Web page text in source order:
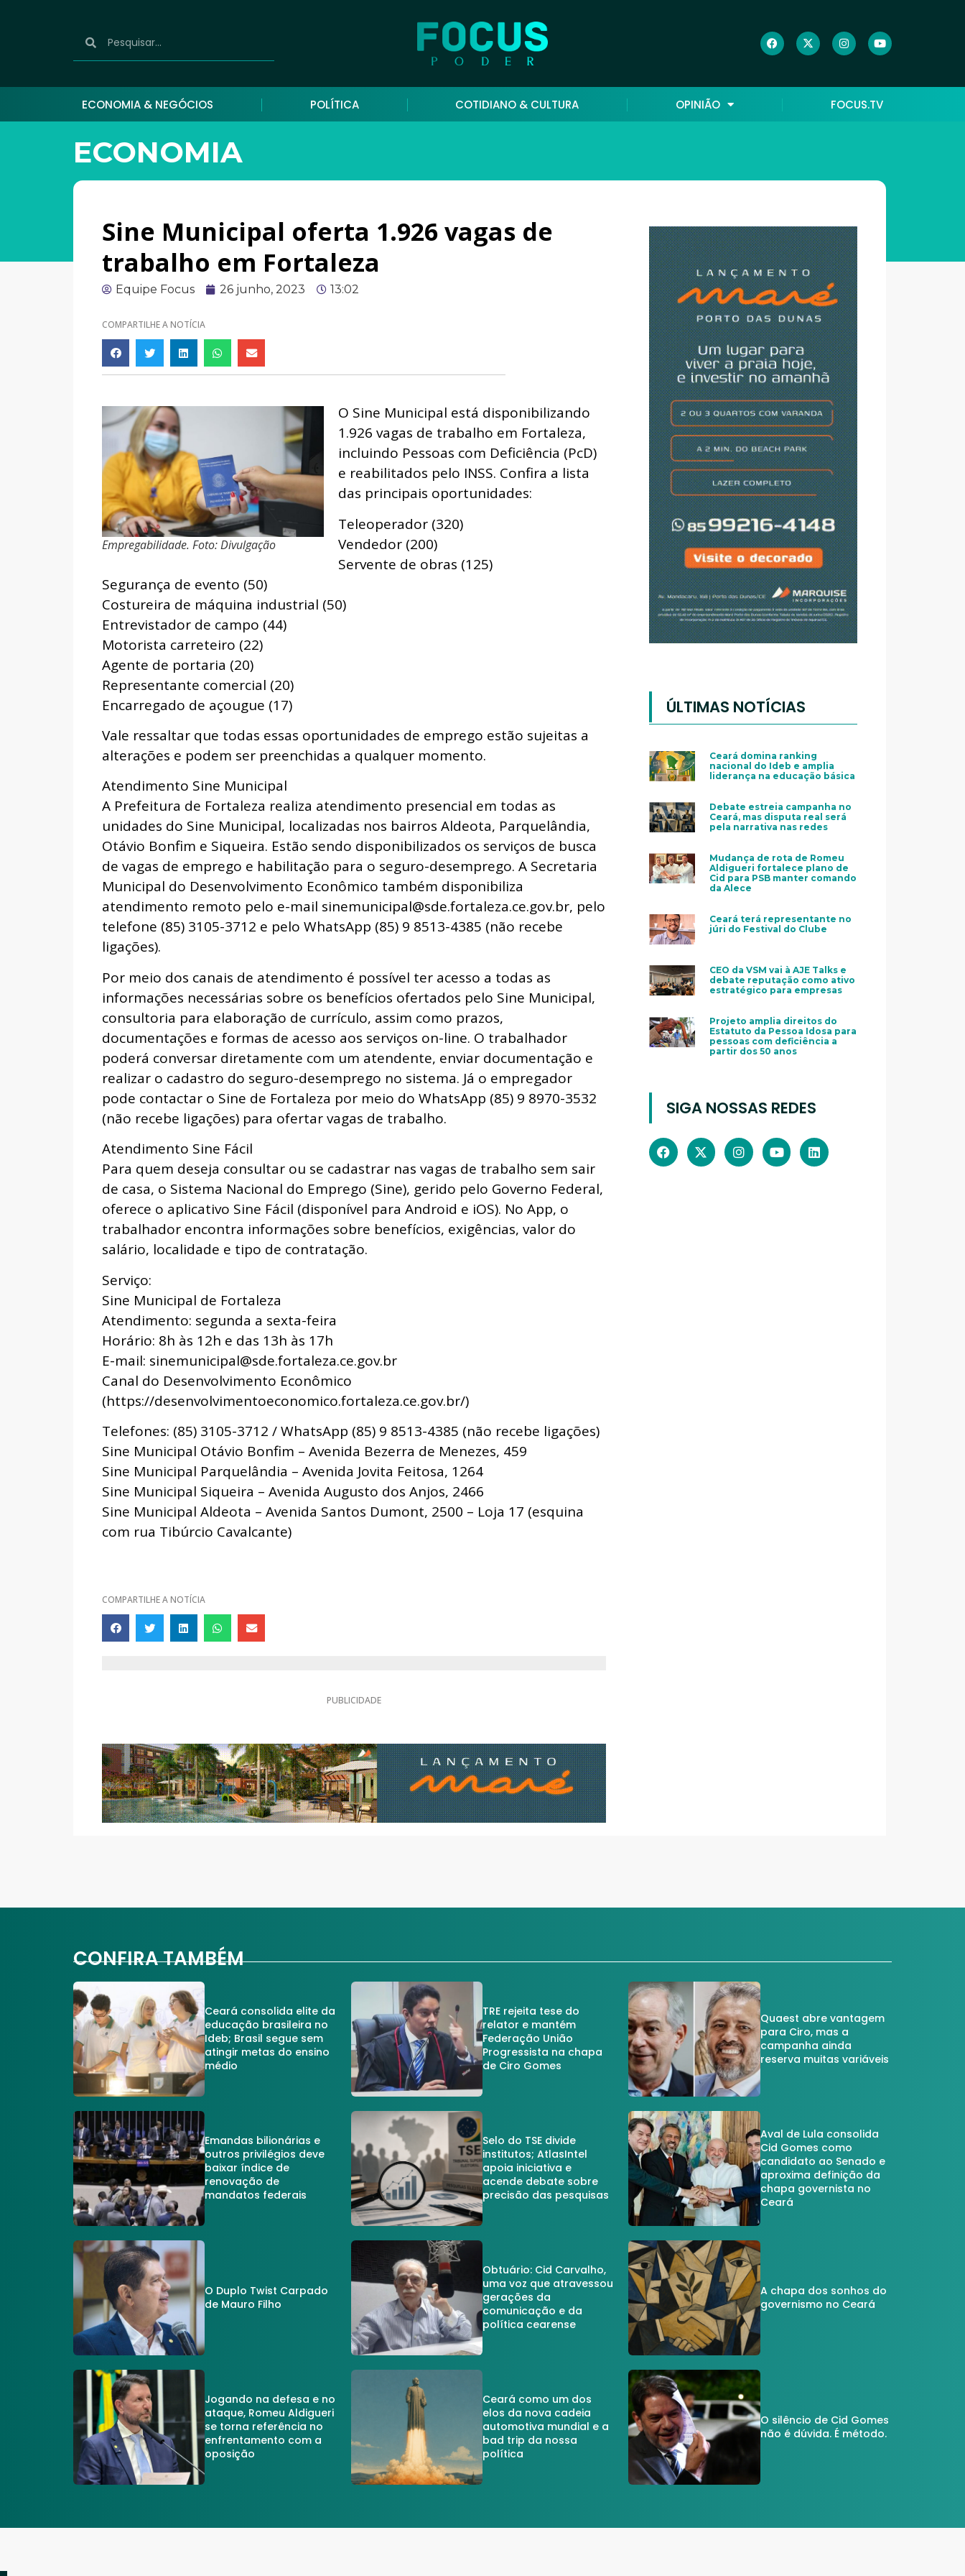
ECONOMIA & NEGÓCIOS POLÍTICA COTIDIANO & CULTURA OPINIÃO FOCUS.TV
ECONOMIA
Sine Municipal oferta 1.926 vagas de
trabalho em Fortaleza
Equipe Focus 26 junho, 2023 13:02
COMPARTILHE A NOTÍCIA
Empregabilidade. Foto: Divulgação
O Sine Municipal está disponibilizando
1.926 vagas de trabalho em Fortaleza,
incluindo Pessoas com Deficiência (PcD)
e reabilitados pelo INSS. Confira a lista
das principais oportunidades:
Teleoperador (320)
Vendedor (200)
Servente de obras (125)
Segurança de evento (50)
Costureira de máquina industrial (50)
Entrevistador de campo (44)
Motorista carreteiro (22)
Agente de portaria (20)
Representante comercial (20)
Encarregado de açougue (17)
Vale ressaltar que todas essas oportunidades de emprego estão sujeitas a
alterações e podem ser preenchidas a qualquer momento.
Atendimento Sine Municipal
A Prefeitura de Fortaleza realiza atendimento presencial em todas as
unidades do Sine Municipal, localizadas nos bairros Aldeota, Parquelândia,
Otávio Bonfim e Siqueira. Estão sendo disponibilizados os serviços de busca
de vagas de emprego e habilitação para o seguro-desemprego. A Secretaria
Municipal do Desenvolvimento Econômico também disponibiliza
atendimento remoto pelo e-mail sinemunicipal@sde.fortaleza.ce.gov.br, pelo
telefone (85) 3105-3712 e pelo WhatsApp (85) 9 8513-4385 (não recebe
ligações).
Por meio dos canais de atendimento é possível ter acesso a todas as
informações necessárias sobre os benefícios ofertados pelo Sine Municipal,
consultoria para elaboração de currículo, assim como prazos,
documentações e formas de acesso aos serviços on-line. O trabalhador
poderá conversar diretamente com um atendente, enviar documentação e
realizar o cadastro do seguro-desemprego no sistema. Já o empregador
pode contactar o Sine de Fortaleza por meio do WhatsApp (85) 9 8970-3532
(não recebe ligações) para ofertar vagas de trabalho.
Atendimento Sine Fácil
Para quem deseja consultar ou se cadastrar nas vagas de trabalho sem sair
de casa, o Sistema Nacional do Emprego (Sine), gerido pelo Governo Federal,
oferece o aplicativo Sine Fácil (disponível para Android e iOS). No App, o
trabalhador encontra informações sobre benefícios, exigências, valor do
salário, localidade e tipo de contratação.
Serviço:
Sine Municipal de Fortaleza
Atendimento: segunda a sexta-feira
Horário: 8h às 12h e das 13h às 17h
E-mail: sinemunicipal@sde.fortaleza.ce.gov.br
Canal do Desenvolvimento Econômico
(https://desenvolvimentoeconomico.fortaleza.ce.gov.br/)
Telefones: (85) 3105-3712 / WhatsApp (85) 9 8513-4385 (não recebe ligações)
Sine Municipal Otávio Bonfim – Avenida Bezerra de Menezes, 459
Sine Municipal Parquelândia – Avenida Jovita Feitosa, 1264
Sine Municipal Siqueira – Avenida Augusto dos Anjos, 2466
Sine Municipal Aldeota – Avenida Santos Dumont, 2500 – Loja 17 (esquina
com rua Tibúrcio Cavalcante)
COMPARTILHE A NOTÍCIA
PUBLICIDADE
ÚLTIMAS NOTÍCIAS
Ceará domina ranking
nacional do Ideb e amplia
liderança na educação básica
Debate estreia campanha no
Ceará, mas disputa real será
pela narrativa nas redes
Mudança de rota de Romeu
Aldigueri fortalece plano de
Cid para PSB manter comando
da Alece
Ceará terá representante no
júri do Festival do Clube
CEO da VSM vai à AJE Talks e
debate reputação como ativo
estratégico para empresas
Projeto amplia direitos do
Estatuto da Pessoa Idosa para
pessoas com deficiência a
partir dos 50 anos
SIGA NOSSAS REDES
CONFIRA TAMBÉM
Ceará consolida elite da
educação brasileira no
Ideb; Brasil segue sem
atingir metas do ensino
médio
TRE rejeita tese do
relator e mantém
Federação União
Progressista na chapa
de Ciro Gomes
Quaest abre vantagem
para Ciro, mas a
campanha ainda
reserva muitas variáveis
Emandas bilionárias e
outros privilégios deve
baixar índice de
renovação de
mandatos federais
Selo do TSE divide
institutos; AtlasIntel
apoia iniciativa e
acende debate sobre
precisão das pesquisas
Aval de Lula consolida
Cid Gomes como
candidato ao Senado e
aproxima definição da
chapa governista no
Ceará
O Duplo Twist Carpado
de Mauro Filho
Obtuário: Cid Carvalho,
uma voz que atravessou
gerações da
comunicação e da
política cearense
A chapa dos sonhos do
governismo no Ceará
Jogando na defesa e no
ataque, Romeu Aldigueri
se torna referência no
enfrentamento com a
oposição
Ceará como um dos
elos da nova cadeia
automotiva mundial e a
bad trip da nossa
política
O silêncio de Cid Gomes
não é dúvida. É método.